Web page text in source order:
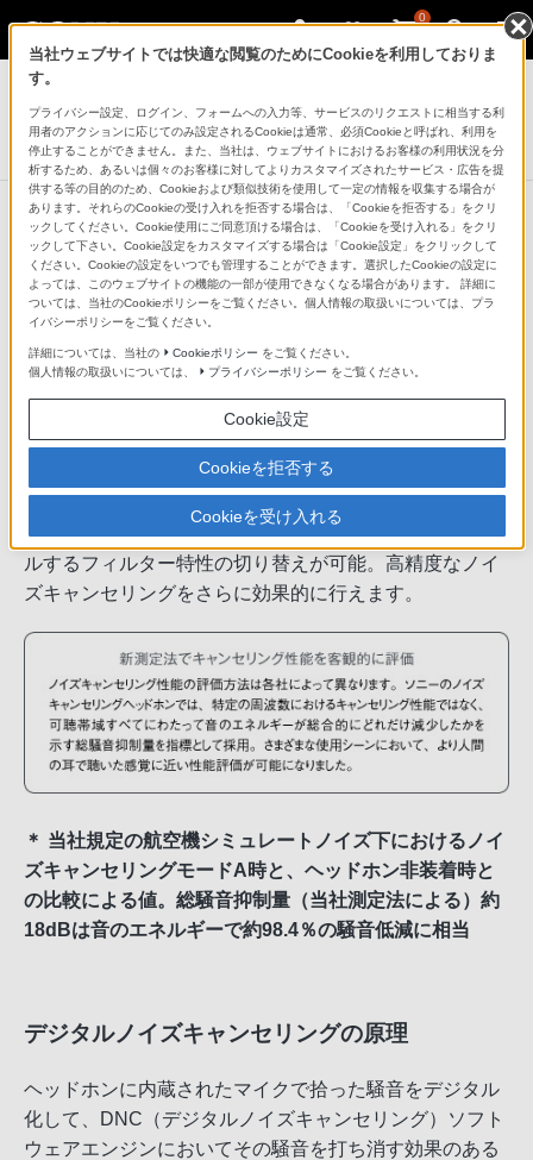
0
ヘッドホン
ノイズキャンセリングヘッドホン
MDR-NC300D
周囲からの騒音を約98.4％低減
（＊）するデジタルノイズキャンセ
リング
アナログでは得られない緻密なフィルター特性により、
ノイズキャンセリング機能を大幅に向上。デジタルイコ
ライザーが理想的な周波数特性を実現し、静寂の中で高
音質なサウンドを再生します。また、場面によって特性
の異なる環境音に合わせて、キャンセル量をコントロー
ルするフィルター特性の切り替えが可能。高精度なノイ
ズキャンセリングをさらに効果的に行えます。
＊ 当社規定の航空機シミュレートノイズ下におけるノイ
ズキャンセリングモードA時と、ヘッドホン非装着時と
の比較による値。総騒音抑制量（当社測定法による）約
18dBは音のエネルギーで約98.4％の騒音低減に相当
デジタルノイズキャンセリングの原理
ヘッドホンに内蔵されたマイクで拾った騒音をデジタル
化して、DNC（デジタルノイズキャンセリング）ソフト
ウェアエンジンにおいてその騒音を打ち消す効果のある
当社ウェブサイトでは快適な閲覧のためにCookieを利用しておりま
す。
プライバシー設定、ログイン、フォームへの入力等、サービスのリクエストに相当する利
用者のアクションに応じてのみ設定されるCookieは通常、必須Cookieと呼ばれ、利用を
停止することができません。また、当社は、ウェブサイトにおけるお客様の利用状況を分
析するため、あるいは個々のお客様に対してよりカスタマイズされたサービス・広告を提
供する等の目的のため、Cookieおよび類似技術を使用して一定の情報を収集する場合が
あります。それらのCookieの受け入れを拒否する場合は、「Cookieを拒否する」をクリ
ックしてください。Cookie使用にご同意頂ける場合は、「Cookieを受け入れる」をクリ
ックして下さい。Cookie設定をカスタマイズする場合は「Cookie設定」をクリックして
ください。Cookieの設定をいつでも管理することができます。選択したCookieの設定に
よっては、このウェブサイトの機能の一部が使用できなくなる場合があります。 詳細に
ついては、当社のCookieポリシーをご覧ください。個人情報の取扱いについては、プラ
イバシーポリシーをご覧ください。
詳細については、当社の Cookieポリシー をご覧ください。
個人情報の取扱いについては、
プライバシーポリシー をご覧ください。
Cookie設定
Cookieを拒否する
Cookieを受け入れる